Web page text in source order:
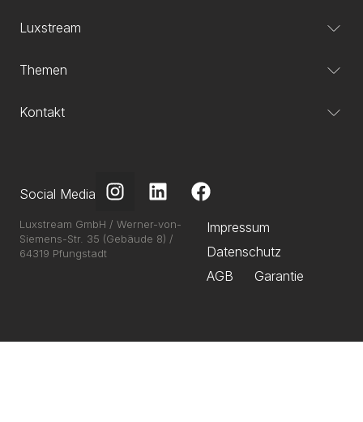
Luxstream
Themen
Kontakt
Social Media
Luxstream GmbH / Werner-von-
Siemens-Str. 35 (Gebäude 8) /
64319 Pfungstadt
Impressum
Datenschutz
AGB
Garantie